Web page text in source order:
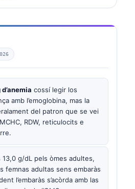
cossí legir los
amb l’emoglobina, mas la
del patron que se vei
RDW, reticulocits e
13,0 g/dL pels òmes adultes,
femnas adultas sens embaràs
l’embaràs s’acòrda amb las